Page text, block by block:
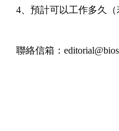
4、預計可以工作多久（
聯絡信箱：